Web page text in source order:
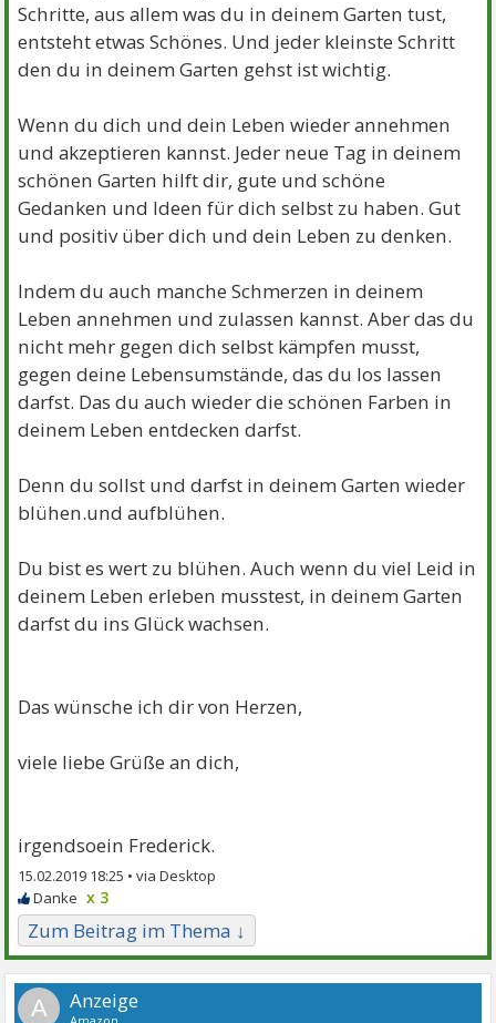
Schritte, aus allem was du in deinem Garten tust,
entsteht etwas Schönes. Und jeder kleinste Schritt
den du in deinem Garten gehst ist wichtig.
Wenn du dich und dein Leben wieder annehmen
und akzeptieren kannst. Jeder neue Tag in deinem
schönen Garten hilft dir, gute und schöne
Gedanken und Ideen für dich selbst zu haben. Gut
und positiv über dich und dein Leben zu denken.
Indem du auch manche Schmerzen in deinem
Leben annehmen und zulassen kannst. Aber das du
nicht mehr gegen dich selbst kämpfen musst,
gegen deine Lebensumstände, das du los lassen
darfst. Das du auch wieder die schönen Farben in
deinem Leben entdecken darfst.
Denn du sollst und darfst in deinem Garten wieder
blühen.und aufblühen.
Du bist es wert zu blühen. Auch wenn du viel Leid in
deinem Leben erleben musstest, in deinem Garten
darfst du ins Glück wachsen.
Das wünsche ich dir von Herzen,
viele liebe Grüße an dich,
irgendsoein Frederick.
15.02.2019 18:25 •
x 3
Zum Beitrag im Thema ↓
A